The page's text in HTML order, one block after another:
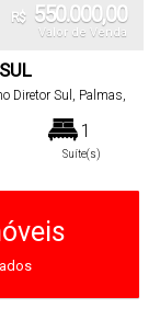
R$ 550.000,00
Valor de Venda
Diretor Sul , Palmas,
1
Suíte(s)